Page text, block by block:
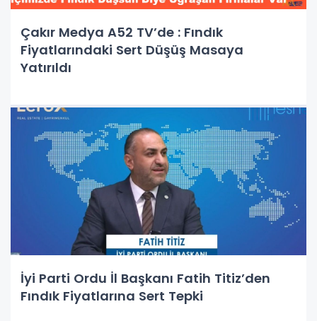
Çakır Medya A52 TV’de : Fındık
Fiyatlarındaki Sert Düşüş Masaya
Yatırıldı
İyi Parti Ordu İl Başkanı Fatih Titiz’den
Fındık Fiyatlarına Sert Tepki